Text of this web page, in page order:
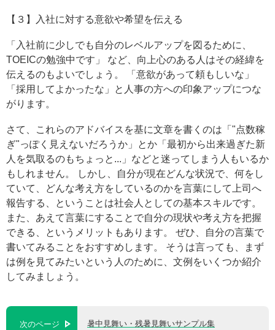
【３】入社に対する意欲や希望を伝える
「入社前に少しでも自分のレベルアップを図るために、
TOEICの勉強中です」 など、向上心のある人はその経緯を
伝えるのもよいでしょう。 「意欲があって頼もしいな」
「採用してよかったな」と人事の方への印象アップにつな
がります。
さて、これらのアドバイスを基に文章を書くのは「"点数稼
ぎ"っぽく見えないだろうか」とか「最初から出来過ぎた新
人を気取るのもちょっと...」などと迷ってしまう人もいるか
もしれません。 しかし、自分が現在どんな状況で、何をし
ていて、どんな考え方をしているのかを言葉にして上司へ
報告する、ということは社会人としての基本スキルです。
また、あえて言葉にすることで自分の現状や考え方を把握
できる、というメリットもあります。 ぜひ、自分の言葉で
書いてみることをおすすめします。 そうは言っても、まず
は例を見てみたいという人のために、文例をいくつか紹介
してみましょう。
次のページ 暑中見舞い・残暑見舞いサンプル集